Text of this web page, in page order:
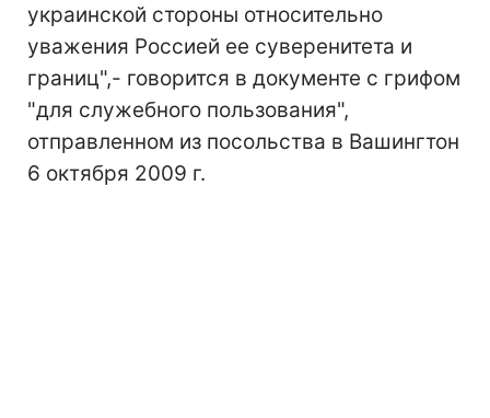
украинской стороны относительно
уважения Россией ее суверенитета и
границ",- говорится в документе с грифом
"для служебного пользования",
отправленном из посольства в Вашингтон
6 октября 2009 г.